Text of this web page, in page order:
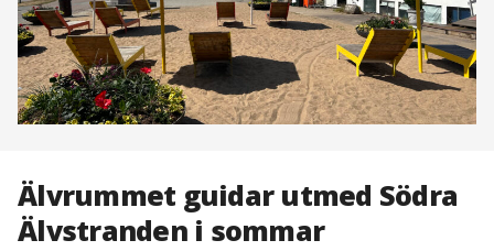
Älvrummet guidar utmed Södra
Älvstranden i sommar